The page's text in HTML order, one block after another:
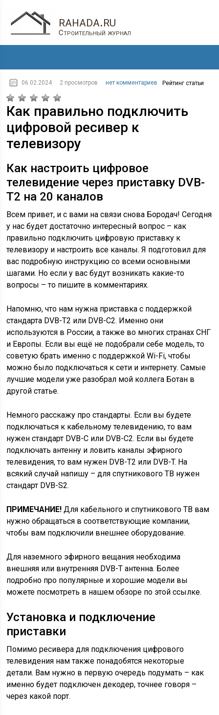
rahada.ru
Строительный журнал
06.02.2024 2 просмотров нет комментариев Рейтинг статьи
Как правильно подключить
цифровой ресивер к
телевизору
Как настроить цифровое
телевидение через приставку DVB-
T2 на 20 каналов
Всем привет, и с вами на связи снова Бородач! Сегодня
у нас будет достаточно интересный вопрос – как
правильно подключить цифровую приставку к
телевизору и настроить все каналы. Я подготовил для
вас подробную инструкцию со всеми основными
шагами. Но если у вас будут возникать какие-то
вопросы – то пишите в комментариях.
Напомню, что нам нужна приставка с поддержкой
стандарта DVB-T2 или DVB-C2. Именно они
используются в России, а также во многих странах СНГ
и Европы. Если вы ещё не подобрали себе модель, то
советую брать именно с поддержкой Wi-Fi, чтобы
можно было подключаться к сети и интернету. Самые
лучшие модели уже разобрал мой коллега Ботан в
другой статье.
Немного расскажу про стандарты. Если вы будете
подключаться к кабельному телевидению, то вам
нужен стандарт DVB-C или DVB-C2. Если вы будете
подключать антенну и ловить каналы эфирного
телевидения, то вам нужен DVB-T2 или DVB-T. На
всякий случай напишу – для спутникового ТВ нужен
стандарт DVB-S2.
ПРИМЕЧАНИЕ! Для кабельного и спутникового ТВ вам
нужно обращаться в соответствующие компании,
чтобы вам подключили внешнее оборудование.
Для наземного эфирного вещания необходима
внешняя или внутренняя DVB-T антенна. Более
подробно про популярные и хорошие модели вы
можете посмотреть в нашем обзоре по этой ссылке.
Установка и подключение
приставки
Помимо ресивера для подключения цифрового
телевидения нам также понадобятся некоторые
детали. Вам нужно в первую очередь подумать – как
именно будет подключен декодер, точнее говоря –
через какой порт.